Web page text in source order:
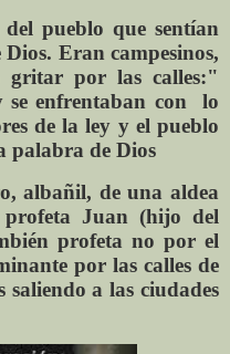
pueblo que sentían
Eran campesinos,
gritar por las calles:"
enfrentaban con
lo
de la ley y el pueblo
palabra de Dios
albañil, de una aldea
profeta Juan (hijo del
profeta no por el
por las calles de
saliendo a las ciudades